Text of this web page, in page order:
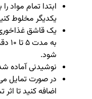
ابتدا تمام مواد
یکدیگر مخلوط
یک قاشق غذاخوری
به
شود.
نوشیدنی آماده
در صورت تمایل
اضافه کنید تا